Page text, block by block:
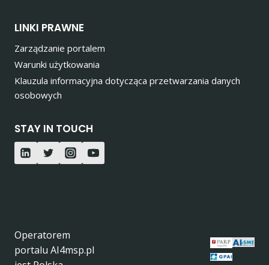
LINKI PRAWNE
Zarządzanie portalem
Warunki użytkowania
Klauzula informacyjna dotycząca przetwarzania danych
osobowych
STAY IN TOUCH
Operatorem
portalu AI4msp.pl